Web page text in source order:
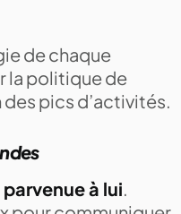
de chaque
la politique de
pics d’activités.
à lui.